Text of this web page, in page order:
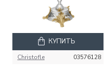
Christofle 03576128
КУПИТЬ